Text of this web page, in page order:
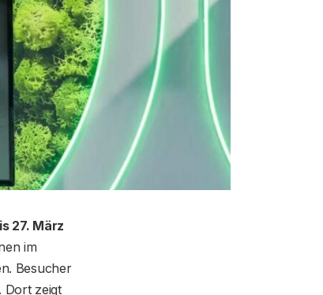
27. März
im
Besucher
Dort zeigt